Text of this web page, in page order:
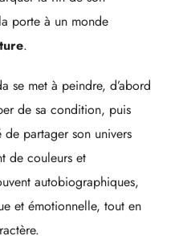
porte à un monde
.
se met à peindre, d’abord
de sa condition, puis
partager son univers
de couleurs et
autobiographiques,
et émotionnelle, tout en